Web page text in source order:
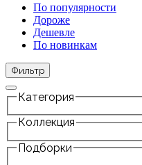
По популярности
Дороже
Дешевле
По новинкам
Фильтр
Категория
Коллекция
Подборки